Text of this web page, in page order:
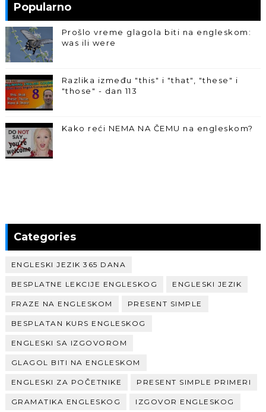
Popularno
Prošlo vreme glagola biti na engleskom:
was ili were
Razlika između "this" i "that", "these" i
"those" - dan 113
Kako reći NEMA NA ČEMU na engleskom?
Categories
ENGLESKI JEZIK 365 DANA
BESPLATNE LEKCIJE ENGLESKOG ENGLESKI JEZIK
FRAZE NA ENGLESKOM PRESENT SIMPLE
BESPLATAN KURS ENGLESKOG
ENGLESKI SA IZGOVOROM
GLAGOL BITI NA ENGLESKOM
ENGLESKI ZA POČETNIKE PRESENT SIMPLE PRIMERI
GRAMATIKA ENGLESKOG IZGOVOR ENGLESKOG